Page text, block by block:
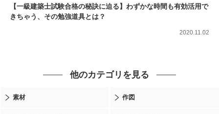
【一級建築士試験合格の秘訣に迫る】わずかな時間も有効活用で
きちゃう、その勉強道具とは？
2020.11.02
他のカテゴリを見る
素材 作図